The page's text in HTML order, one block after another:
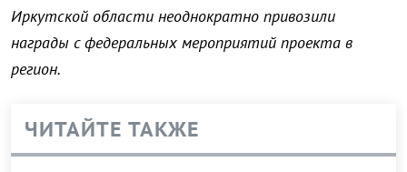
Иркутской области неоднократно привозили
награды с федеральных мероприятий проекта в
регион.
ЧИТАЙТЕ ТАКЖЕ